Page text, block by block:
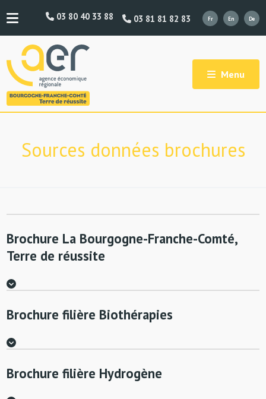
03 81 81 82 83
03 80 40 33 88
Menu
Sources données brochures
Brochure La Bourgogne-Franche-Comté,
Terre de réussite
Brochure filière Biothérapies
Brochure filière Hydrogène